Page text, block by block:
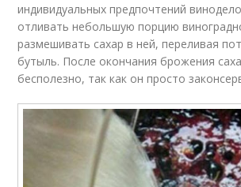
индивидуальных предпочтений
отливать небольшую порцию
размешивать сахар в ней, переливая
бутыль. После окончания брожения
бесполезно, так как он просто